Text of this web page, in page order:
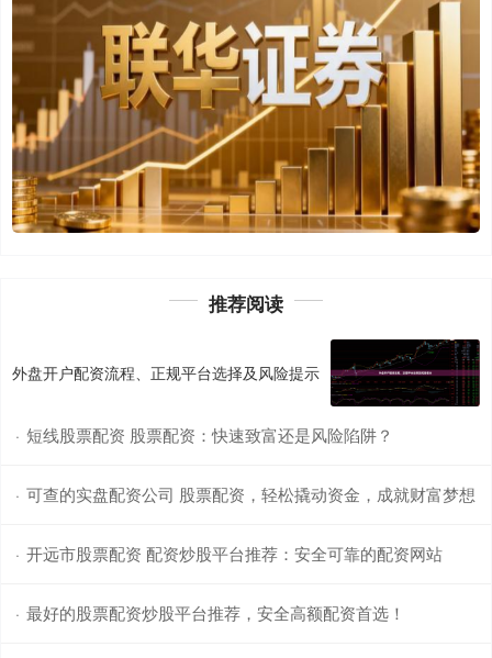
推荐阅读
外盘开户配资流程、正规平台选择及风险提示
· 短线股票配资 股票配资：快速致富还是风险陷阱？
· 可查的实盘配资公司 股票配资，轻松撬动资金，成就财富梦想
· 开远市股票配资 配资炒股平台推荐：安全可靠的配资网站
· 最好的股票配资炒股平台推荐，安全高额配资首选！